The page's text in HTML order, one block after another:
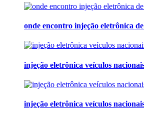
onde encontro injeção eletrônica
injeção eletrônica veículos
injeção eletrônica veículos